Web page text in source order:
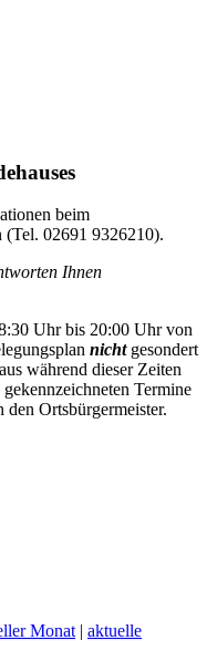
beim
(Tel. 02691 9326210).
Ihnen
Uhr bis 20:00 Uhr von
nichtgesondert
während dieser Zeiten
gekennzeichneten Termine
den Ortsbürgermeister.
Monat | aktuelle